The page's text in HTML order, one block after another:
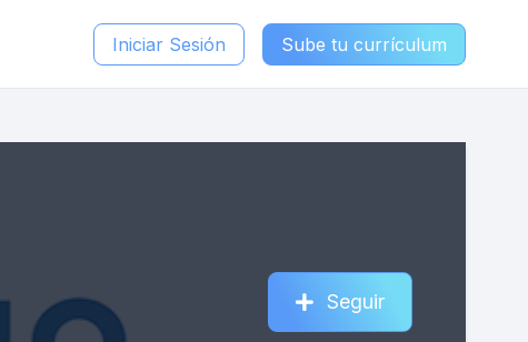
Iniciar Sesión Sube tu currículum
Seguir